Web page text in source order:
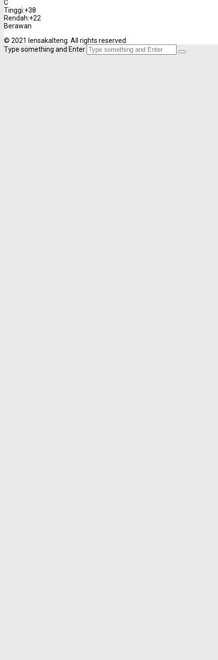
C
Tinggi:+38
Rendah:+22
Berawan
© 2021 lensakalteng. All rights reserved.
Type something and Enter